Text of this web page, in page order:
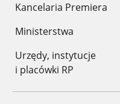
Kancelaria Premiera
Ministerstwa
Urzędy, instytucje
i placówki RP